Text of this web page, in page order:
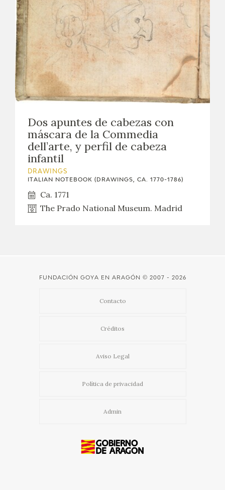
ONLINE SHOP
EDUCA
RECURSOS EDUCATIVOS
ARASAACDos apuntes de cabezas con
máscara de la Commedia
dell’arte, y perfil de cabeza
infantil
DRAWINGS
ITALIAN NOTEBOOK (DRAWINGS, CA. 1770-1786)
Ca. 1771
The Prado National Museum. Madrid
FUNDACIÓN GOYA EN ARAGÓN © 2007 - 2026
Contacto
Créditos
Aviso Legal
Política de privacidad
Admin